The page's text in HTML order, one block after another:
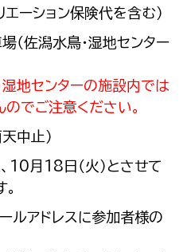
ーション保険代を含む）
（佐潟水鳥・湿地センター
地センターの施設内では
のでご注意ください。
中止）
10月18日（火）とさせて
ルアドレスに参加者様の